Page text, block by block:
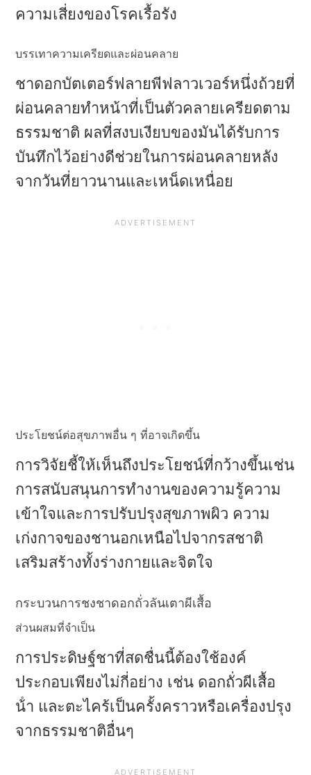
ความเสี่ยงของโรคเรื้อรัง
บรรเทาความเครียดและผ่อนคลาย
ชาดอกบัตเตอร์ฟลายพีฟลาวเวอร์หนึ่งถ้วยที่
ผ่อนคลายทําหน้าที่เป็นตัวคลายเครียดตาม
ธรรมชาติ ผลที่สงบเงียบของมันได้รับการ
บันทึกไว้อย่างดีช่วยในการผ่อนคลายหลัง
จากวันที่ยาวนานและเหน็ดเหนื่อย
ประโยชน์ต่อสุขภาพอื่น ๆ ที่อาจเกิดขึ้น
การวิจัยชี้ให้เห็นถึงประโยชน์ที่กว้างขึ้นเช่น
การสนับสนุนการทํางานของความรู้ความ
เข้าใจและการปรับปรุงสุขภาพผิว ความ
เก่งกาจของชานอกเหนือไปจากรสชาติ
เสริมสร้างทั้งร่างกายและจิตใจ
กระบวนการชงชาดอกถั่วลันเตาผีเสื้อ
ส่วนผสมที่จําเป็น
การประดิษฐ์ชาที่สดชื่นนี้ต้องใช้องค์
ประกอบเพียงไม่กี่อย่าง เช่น ดอกถั่วผีเสื้อ
น้ํา และตะไคร้เป็นครั้งคราวหรือเครื่องปรุง
จากธรรมชาติอื่นๆ